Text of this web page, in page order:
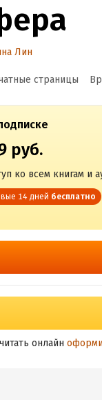
Лин
страницы
руб.
ко всем книгам и
14 дней бесплатно
онлайн